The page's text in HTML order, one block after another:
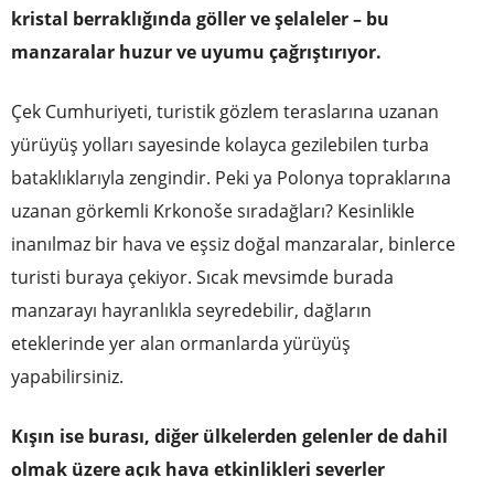
kristal berraklığında göller ve şelaleler – bu
manzaralar huzur ve uyumu çağrıştırıyor.
Çek Cumhuriyeti, turistik gözlem teraslarına uzanan
yürüyüş yolları sayesinde kolayca gezilebilen turba
bataklıklarıyla zengindir. Peki ya Polonya topraklarına
uzanan görkemli Krkonoše sıradağları? Kesinlikle
inanılmaz bir hava ve eşsiz doğal manzaralar, binlerce
turisti buraya çekiyor. Sıcak mevsimde burada
manzarayı hayranlıkla seyredebilir, dağların
eteklerinde yer alan ormanlarda yürüyüş
yapabilirsiniz.
Kışın ise burası, diğer ülkelerden gelenler de dahil
olmak üzere açık hava etkinlikleri severler